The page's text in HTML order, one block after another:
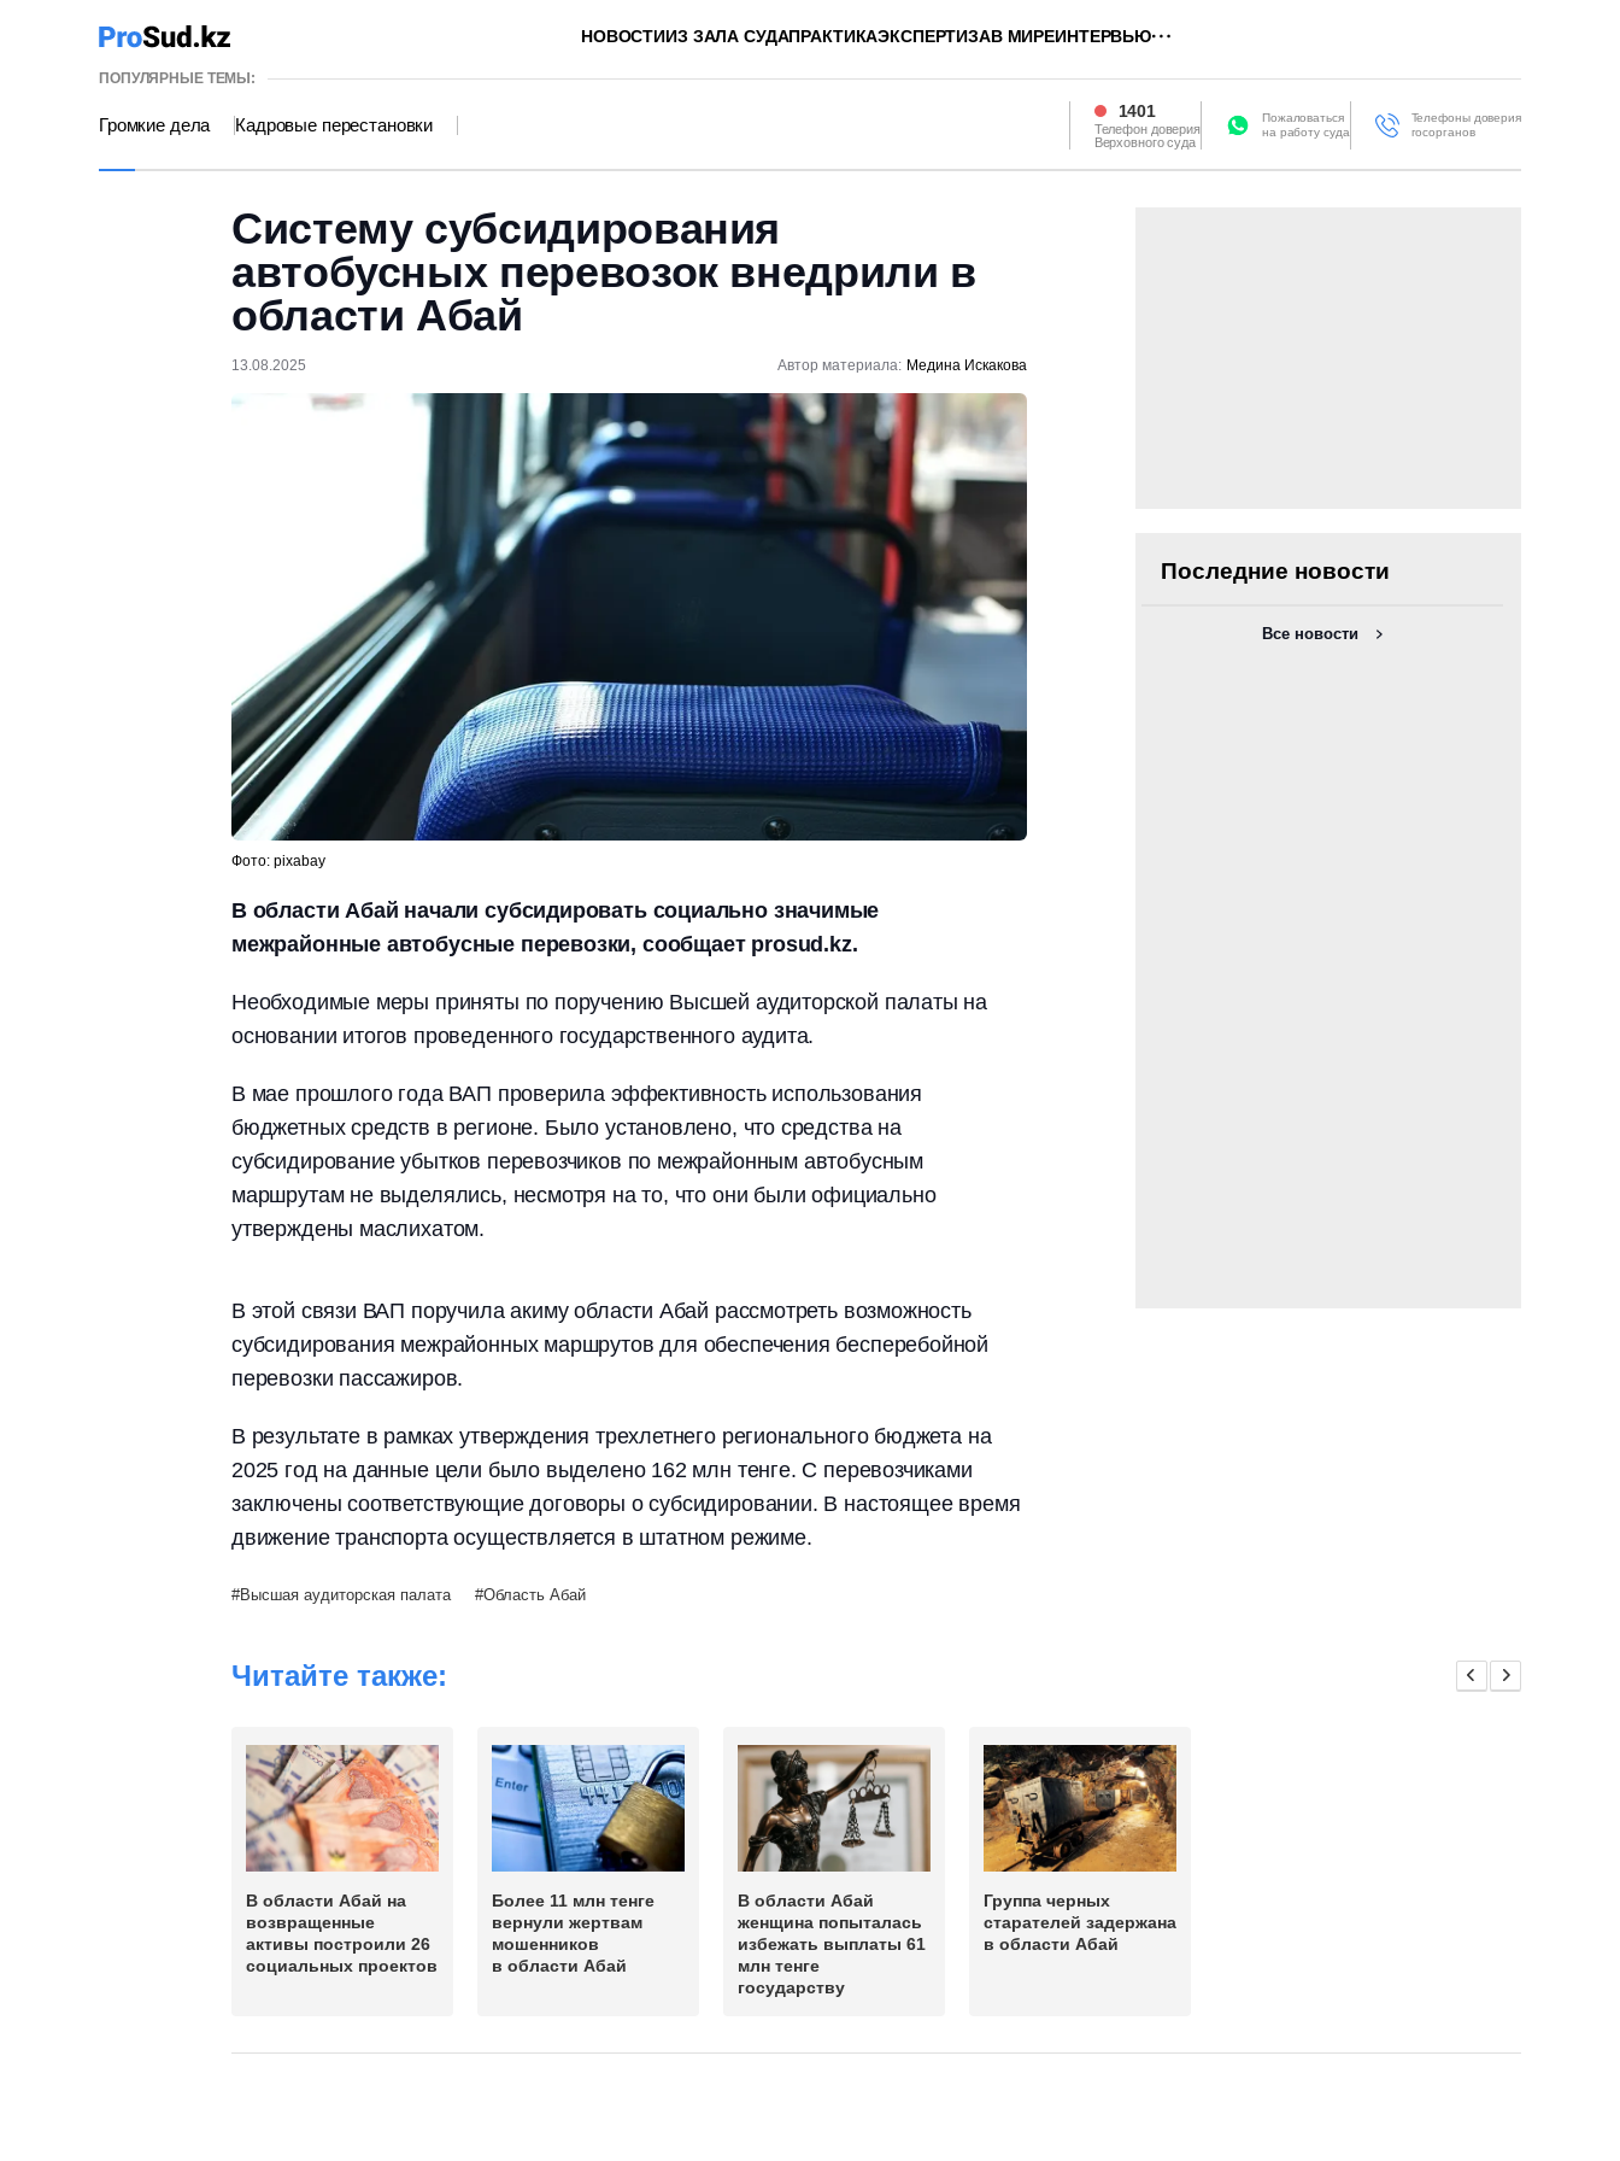
НОВОСТИИЗ ЗАЛА СУДАПРАКТИКАЭКСПЕРТИЗАВ МИРЕИНТЕРВЬЮ
ПОПУЛЯРНЫЕ ТЕМЫ:
Громкие дела Кадровые перестановки
1401
Телефон доверия
Верховного суда
Пожаловаться
на работу суда
Телефоны доверия
госорганов
Систему субсидирования
автобусных перевозок внедрили в
области Абай
13.08.2025 Автор материала: Медина Искакова
Фото: pixabay
В области Абай начали субсидировать социально значимые
межрайонные автобусные перевозки, сообщает prosud.kz.
Необходимые меры приняты по поручению Высшей аудиторской палаты на
основании итогов проведенного государственного аудита.
В мае прошлого года ВАП проверила эффективность использования
бюджетных средств в регионе. Было установлено, что средства на
субсидирование убытков перевозчиков по межрайонным автобусным
маршрутам не выделялись, несмотря на то, что они были официально
утверждены маслихатом.
В этой связи ВАП поручила акиму области Абай рассмотреть возможность
субсидирования межрайонных маршрутов для обеспечения бесперебойной
перевозки пассажиров.
В результате в рамках утверждения трехлетнего регионального бюджета на
2025 год на данные цели было выделено 162 млн тенге. С перевозчиками
заключены соответствующие договоры о субсидировании. В настоящее время
движение транспорта осуществляется в штатном режиме.
Высшая аудиторская палата Область Абай
Последние новости
Все новости
Читайте также:
В области Абай на
возвращенные
активы построили 26
социальных проектов
Более 11 млн тенге
вернули жертвам
мошенников
в области Абай
В области Абай
женщина попыталась
избежать выплаты 61
млн тенге
государству
Группа черных
старателей задержана
в области Абай